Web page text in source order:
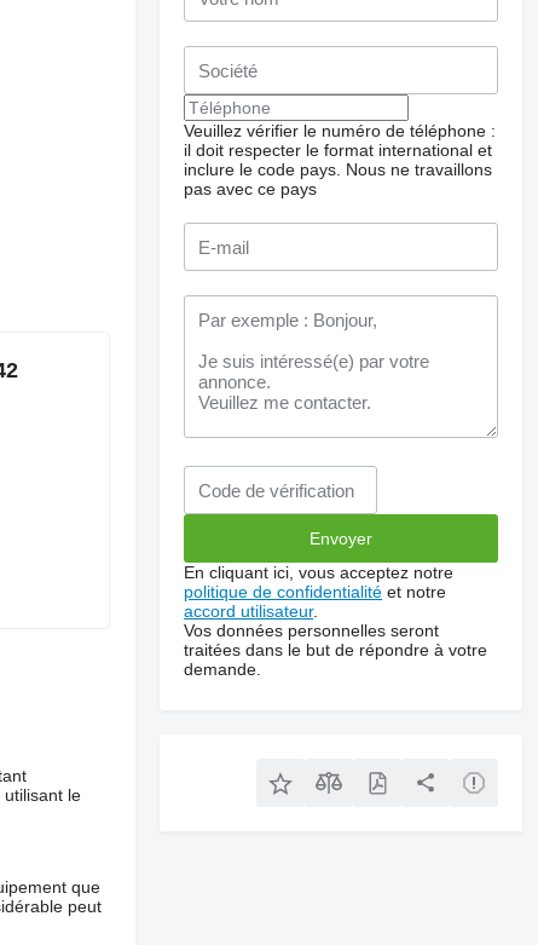
Demander plus de
le
que
peut
Veuillez vérifier le numéro de téléphone :
il doit respecter le format international et
inclure le code pays. Nous ne travaillons
pas avec ce pays
En cliquant ici, vous acceptez notre
politique de confidentialité et notre
accord utilisateur.
Vos données personnelles seront
traitées dans le but de répondre à votre
demande.